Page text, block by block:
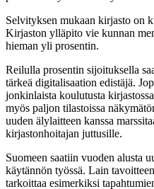
Selvityksen mukaan kirjasto on
Kirjaston ylläpito vie kunnan
hieman yli prosentin.
Reilulla prosentin sijoituksella
tärkeä digitalisaation edistäjä.
jonkinlaista koulutusta
myös paljon tilastoissa
uuden älylaitteen kanssa
kirjastonhoitajan juttusille.
Suomeen saatiin vuoden alusta
käytännön työssä. Lain
tarkoittaa esimerkiksi